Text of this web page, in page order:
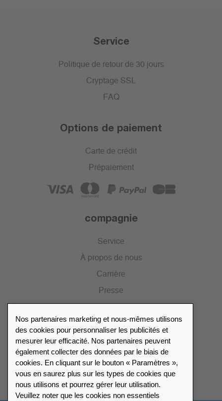
Service
Politique de retour de 30 jours
Cryptage SSL
FAQ
Options de paiement
Carte de crédit
Prépaiement
compagnie
Service
À propos de nous
Carrière
Presse
Portail des revendeurs
Répertoire des revendeurs
Trouver Leuchtturm
Nos partenaires marketing et nous-mêmes utilisons
des cookies pour personnaliser les publicités et
mesurer leur efficacité. Nos partenaires peuvent
également collecter des données par le biais de
cookies. En cliquant sur le bouton « Paramètres »,
vous en saurez plus sur les types de cookies que
nous utilisons et pourrez gérer leur utilisation.
Veuillez noter que les cookies non essentiels